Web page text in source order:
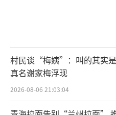
资源。这些市场在今
中国股市对高盛
面，看好其盈利增长
村民谈“梅姨”：叫的其实
真名谢家梅浮现
2026-08-06 21:03:04